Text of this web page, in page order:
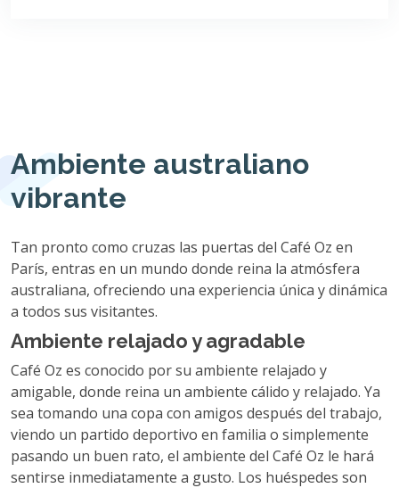
Ambiente australiano
vibrante
Tan pronto como cruzas las puertas del Café Oz en
París, entras en un mundo donde reina la atmósfera
australiana, ofreciendo una experiencia única y dinámica
a todos sus visitantes.
Ambiente relajado y agradable
Café Oz es conocido por su ambiente relajado y
amigable, donde reina un ambiente cálido y relajado. Ya
sea tomando una copa con amigos después del trabajo,
viendo un partido deportivo en familia o simplemente
pasando un buen rato, el ambiente del Café Oz le hará
sentirse inmediatamente a gusto. Los huéspedes son